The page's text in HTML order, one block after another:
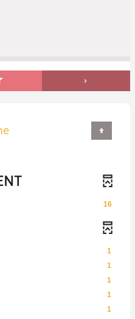
16
1
1
1
1
1